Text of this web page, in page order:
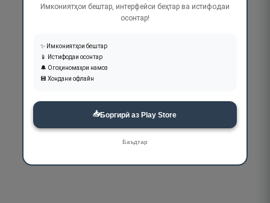
Имкониятҳои бештар, интерфейси беҳтар ва истифодаи
осонтар!
✨ Имкониятҳои бештар
📱 Истифодаи осонтар
🔔 Огоҳиномаҳои намоз
💾 Хондани офлайн
📥Боргирӣ аз Play Store
Баъдтар